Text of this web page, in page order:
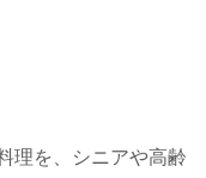
理を、シニアや高齢